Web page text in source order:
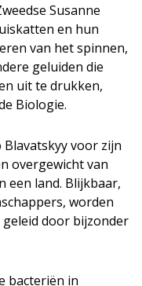
Susanne
en hun
van het spinnen,
geluiden die
uit te drukken,
Biologie.
voor zijn
overgewicht van
een land. Blijkbaar,
worden
door bijzonder
bacteriën in